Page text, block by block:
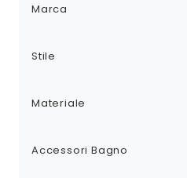
Marca
Stile
Materiale
Accessori Bagno